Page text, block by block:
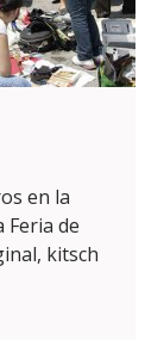
en la
Feria de
kitsch